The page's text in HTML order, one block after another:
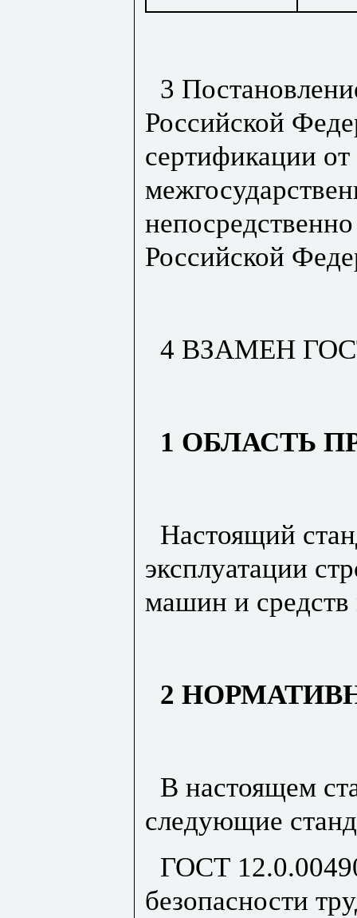
3
Российской
сертификации
Российской
4 ВЗАМЕН
1 ОБЛАСТЬ
Настоящий
эксплуатации
машин и
2
В настоящем
следующие
ГОСТ
безопасности